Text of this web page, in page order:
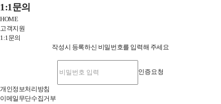
전
메
뉴
닫
1:1문의
HOME
고객지원
1:1문의
작성시 등록하신 비밀번호를 입력해 주세요
인증요청
개인정보처리방침
이메일무단수집거부